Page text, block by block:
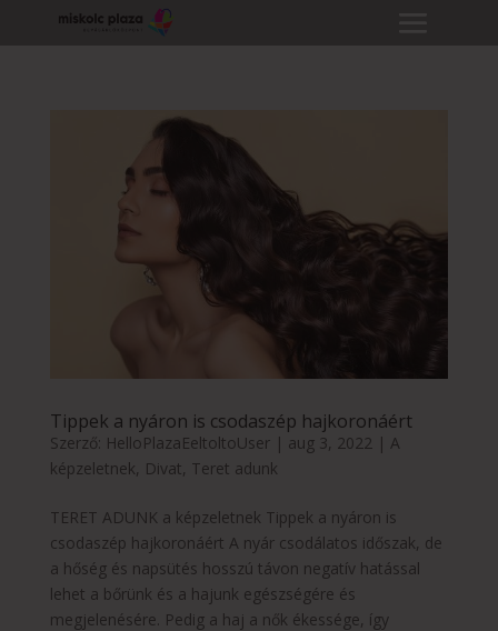
Tippek a nyáron is csodaszép hajkoronáért
Szerző: HelloPlazaEeltoltoUser| aug 3, 2022| A
képzeletnek, Divat, Teret adunk
TERET ADUNK a képzeletnek Tippek a nyáron is
csodaszép hajkoronáért A nyár csodálatos időszak, de
a hőség és napsütés hosszú távon negatív hatással
lehet a bőrünk és a hajunk egészségére és
megjelenésére. Pedig a haj a nők ékessége, így